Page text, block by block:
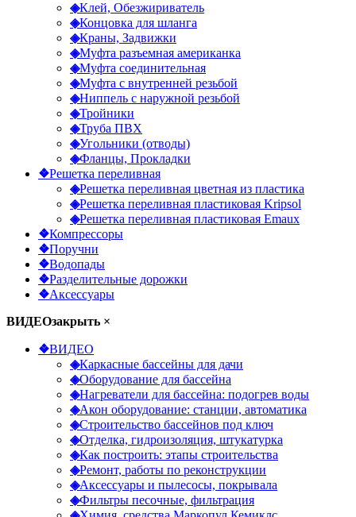
◈Клей, Обезжириватель
◈Концовка для шланга
◈Краны, Задвижки
◈Муфта разъемная американка
◈Муфта соединительная
◈Муфта с внутренней резьбой
◈Ниппель с наружной резьбой
◈Тройники
◈Труба ПВХ
◈Угольники (отводы)
◈Фланцы, Прокладки
❖Решетка переливная
◈Решетка переливная цветная из пластика
◈Решетка переливная пластиковая Kripsol
◈Решетка переливная пластиковая Emaux
❖Компрессоры
❖Поручни
❖Водопады
❖Разделительные дорожки
❖Аксессуары
ВИДЕОзакрыть ×
❖ВИДЕО
◈Каркасные бассейны для дачи
◈Оборудование для бассейна
◈Нагреватели для бассейна: подогрев воды
◈Акон оборудование: станции, автоматика
◈Строительство бассейнов под ключ
◈Отделка, гидроизоляция, штукатурка
◈Как построить: этапы строительства
◈Ремонт, работы по реконструкции
◈Аксессуары и пылесосы, покрывала
◈Фильтры песочные, фильтрация